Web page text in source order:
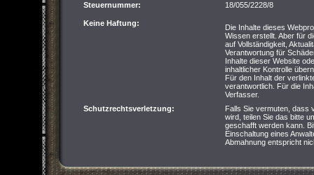
Steuernummer: 18/055/2228/8
Keine Haftung:
Die Inhalte dieses
Wissen erstellt. Aber für
auf Vollständigkeit,
Verantwortung für
Inhalte dieser Website
inhaltlicher Kontrolle
Für den Inhalt der
verantwortlich. Für die
Verfasser.
Schutzrechtsverletzung:
Falls Sie vermuten, dass
wird, teilen Sie das bitte
geschafft werden kann.
Einschaltung eines
Abmahnung entspricht